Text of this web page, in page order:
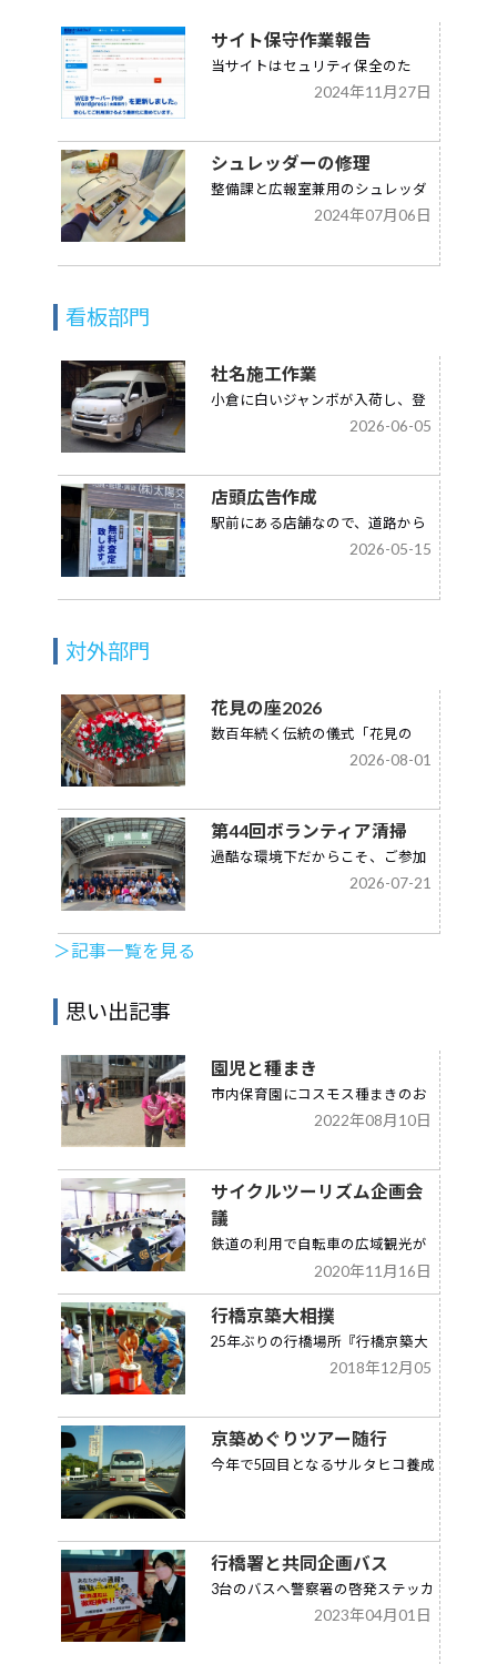
サイト保守作業報告
当サイトはセュリティ保全のた
め、こまめなアップデートを実施
2024年11月27日
シュレッダーの修理
整備課と広報室兼用のシュレッダ
ーが故障しました。2024年07月06日
看板部門
社名施工作業
小倉に白いジャンボが入荷し、登
録を前に金色の社名を施工しまし
2026-06-05
店頭広告作成
駅前にある店舗なので、道路から
注目されるポスターにしたいとい
2026-05-15
対外部門
花見の座2026
数百年続く伝統の儀式「花見の
座」に出席し。神のご加護を頂戴
2026-08-01
第44回ボランティア清掃
過酷な環境下だからこそ、ご参加
された皆様の強い想いと逞しさが
2026-07-21
＞記事一覧を見る
思い出記事
園児と種まき
市内保育園にコスモス種まきのお
手伝いに行きました。2022年08月10日
サイクルツーリズム企画会
議
鉄道の利用で自転車の広域観光が
可能になる企画。2020年11月16日
行橋京築大相撲
25年ぶりの行橋場所『行橋京築大
相撲』が開催されました。
2018年12月05
京築めぐりツアー随行
今年で5回目となるサルタヒコ養成
行橋署と共同企画バス
3台のバスへ警察署の啓発ステッカ
ーを貼りました。2023年04月01日